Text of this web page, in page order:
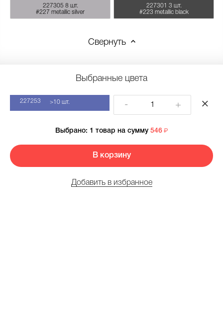
227305
#227 metallic silver
8 шт.
227301
#223 metallic black
3 шт.
Свернуть
Выбранные цвета
227253 >10 шт. - +
Выбрано: 1 товар на сумму 546
В корзину
Добавить в избранное